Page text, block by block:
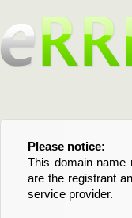
Please notice:
This domain name
are the registrant
service provider.
Bitte beachten Sie:
Diese
Domain stehen
verlängern